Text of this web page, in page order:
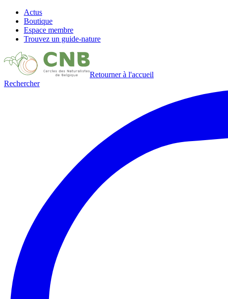
Actus
Boutique
Espace membre
Trouvez un guide-nature
Retourner à l'accueil
Rechercher